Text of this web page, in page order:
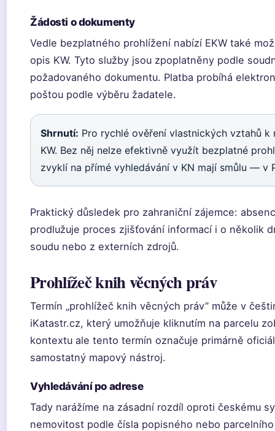
Žádosti o dokumenty
Vedle bezplatného prohlížení nabízí EKW také
opis KW. Tyto služby jsou zpoplatněny podle
požadovaného dokumentu. Platba probíhá
poštou podle výběru žadatele.
Shrnutí: Pro rychlé ověření vlastnických vztahů
KW. Bez něj nelze efektivně využít bezplatné
zvyklí na přímé vyhledávání v KN mají smůlu — v
Praktický důsledek pro zahraniční zájemce:
prodlužuje proces zjišťování informací i o několik
soudu nebo z externích zdrojů.
Prohlížeč knih věcných práv
Termín „prohlížeč knih věcných práv” může v
iKatastr.cz, který umožňuje kliknutím na parcelu
kontextu ale tento termín označuje primárně
samostatný mapový nástroj.
Vyhledávání po adrese
Tady narážíme na zásadní rozdíl oproti českému
nemovitost podle čísla popisného nebo